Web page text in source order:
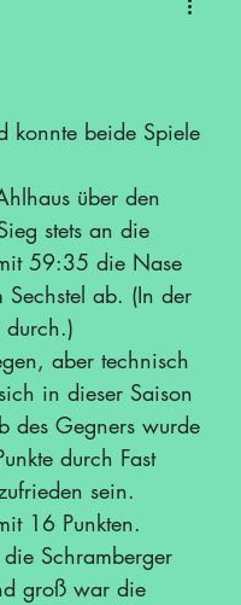
Saison 20/21
konnte beide Spiele
über den
stets an die
59:35 die Nase
ab. (In der
aber technisch
in dieser Saison
des Gegners wurde
durch Fast
sein.
16 Punkten.
Schramberger
groß war die